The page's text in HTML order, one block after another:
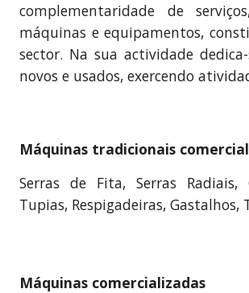
complementaridade de
máquinas e equipamentos,
sector. Na sua actividade
novos e usados, exercendo
Máquinas tradicionais
Serras de Fita, Serras Radiais,
Tupias, Respigadeiras, Gastalhos,
Máquinas comercializadas